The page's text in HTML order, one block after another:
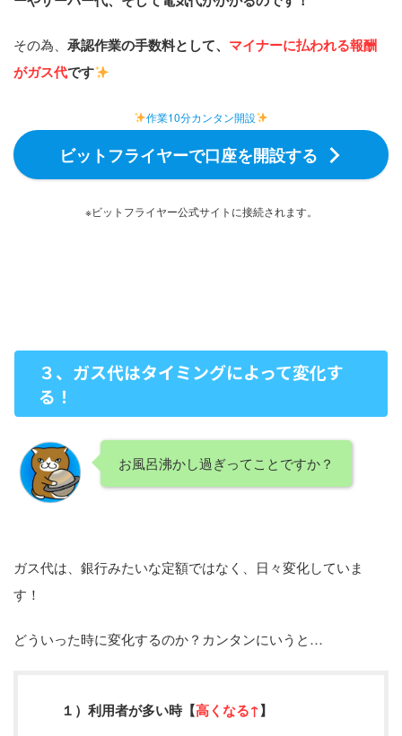
その為、 承認作業の手数料として、 マイナーに払われる報酬
がガス代です
作業10分カンタン開設
ビットフライヤーで口座を開設する
※ビットフライヤー公式サイトに接続されます。
３、ガス代はタイミングによって変化す
る！
お風呂沸かし過ぎってことですか？
ガス代は、銀行みたいな定額ではなく、日々変化していま
す！
どういった時に変化するのか？カンタンにいうと…
１）利用者が多い時【高くなる↑】